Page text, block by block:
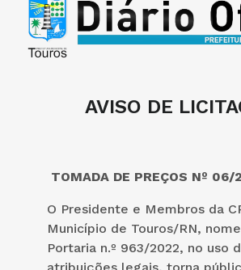
AVISO DE
TOMADA DE PREÇOS Nº 06/
O Presidente e Membros da
Município de Touros/RN,
Portaria n.º 963/2022, no uso
PERGUNTAS FREQUENTES